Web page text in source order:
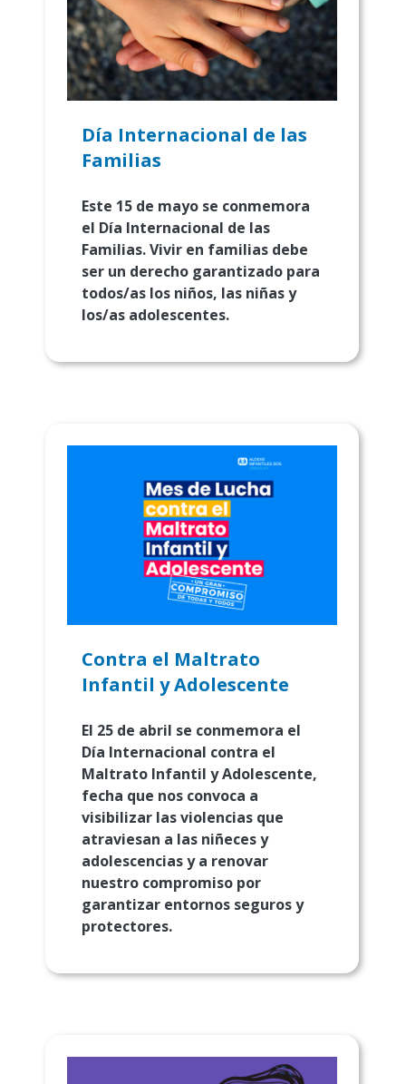
Día Internacional de las
Familias
Este 15 de mayo se conmemora
el Día Internacional de las
Familias.Vivir en familias debe
ser un derecho garantizado para
todos/as los niños, las niñas y
los/as adolescentes.
Contra el Maltrato
Infantil y Adolescente
El 25 de abril se conmemora el
Día Internacional contra el
Maltrato Infantil y Adolescente,
fecha que nos convoca a
visibilizar las violencias que
atraviesan a las niñeces y
adolescencias y a renovar
nuestro compromiso por
garantizar entornos seguros y
protectores.